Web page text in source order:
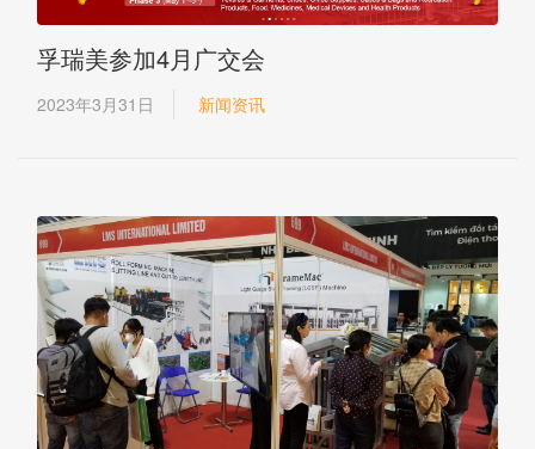
孚瑞美参加4月广交会
2023年3月31日 新闻资讯